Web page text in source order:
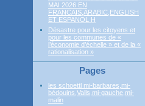
MAI 2026 EN
FRANCAIS,ARABIC,ENGLISH
ET ESPANOL H
Désastre pour les citoyens et
pour les communes de «
l’économie d’échelle » et de la «
rationalisation »
Pages
les schoettl mi-barbares,mi-
bédouins,Valls,mi-gauche,mi-
malin